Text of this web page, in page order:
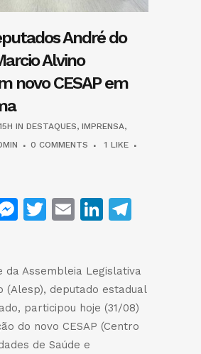
André do
Alvino
novo CESAP em
IN DESTAQUES, IMPRENSA,
0 COMMENTS 1 LIKE
Messenger
Twitter
EmailLinkedIn
da Assembleia Legislativa
(Alesp), deputado estadual
participou hoje (31/08)
do novo CESAP (Centro
de Saúde e